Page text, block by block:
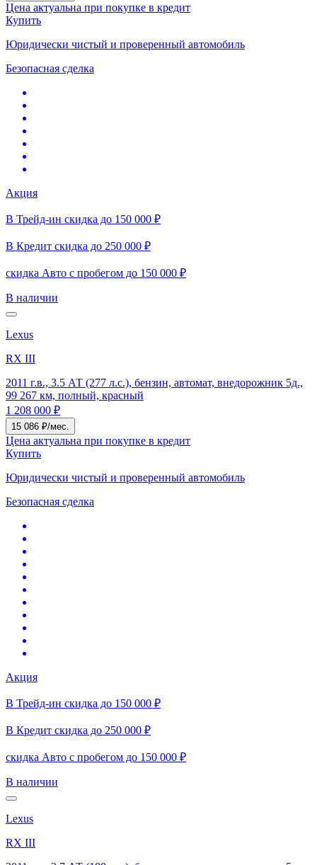
Цена актуальна при покупке в кредит
Купить
Юридически чистый и проверенный автомобиль
Безопасная сделка
Акция
В Трейд-ин скидка до 150 000 ₽
В Кредит скидка до 250 000 ₽
скидка Авто с пробегом до 150 000 ₽
В наличии
Lexus
RX III
2011 г.в., 3.5 АТ (277 л.с.), бензин, автомат, внедорожник 5д.,
99 267 км, полный, красный
1 208 000 ₽
15 086 ₽/мес.
Цена актуальна при покупке в кредит
Купить
Юридически чистый и проверенный автомобиль
Безопасная сделка
Акция
В Трейд-ин скидка до 150 000 ₽
В Кредит скидка до 250 000 ₽
скидка Авто с пробегом до 150 000 ₽
В наличии
Lexus
RX III